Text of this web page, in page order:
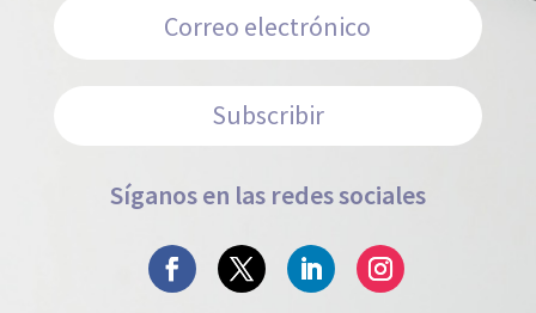
Subscribir
Síganos en las redes sociales